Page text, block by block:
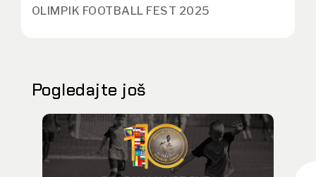
OLIMPIK FOOTBALL FEST 2025
Pogledajte još